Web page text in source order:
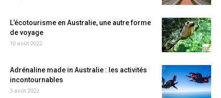
L’écotourisme en Australie, une autre forme
de voyage
10 août 2022
Adrénaline made in Australie : les activités
incontournables
3 août 2022